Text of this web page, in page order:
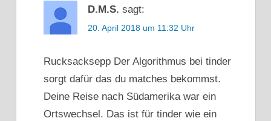
D.M.S. sagt:
20. April 2018 um 11:32 Uhr
Rucksacksepp Der Algorithmus bei tinder
sorgt dafür das du matches bekommst.
Deine Reise nach Südamerika war ein
Ortswechsel. Das ist für tinder wie ein